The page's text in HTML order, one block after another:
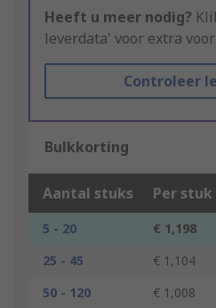
Heeft u meer nodig?
leverdata' voor extra
Controleer
Bulkkorting
Aantal stuks Per stuk
5 - 20 € 1,198
25 - 45
€ 1,104
50 - 120
€ 1,008